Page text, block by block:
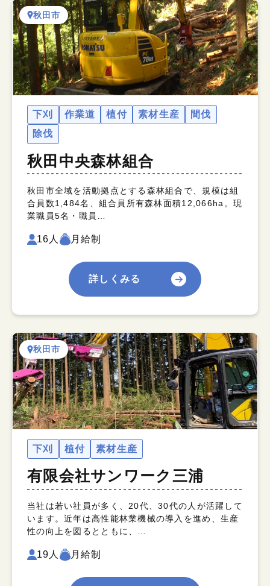
秋田市
下刈 作業道 植付 素材生産
間伐
除伐
秋田中央森林組合
秋田市全域を活動拠点とする森林組合で、規模は組
合員数1,484名、組合員所有森林面積12,066ha。現
業職員5名・職員…
16人 月給制
詳しくみる
秋田市
下刈 植付 素材生産
有限会社サンワーク三浦
当社は若い社員が多く、20代、30代の人が活躍して
います。近年は高性能林業機械の導入を進め、生産
性の向上を図るとともに、…
19人 月給制